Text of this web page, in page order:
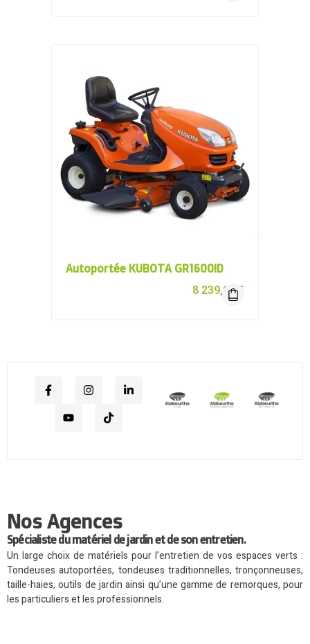
Autoportée KUBOTA GR1600ID
8 239,00€
Nos Agences
Spécialiste du matériel de jardin et de son entretien.
Un large choix de matériels pour l’entretien de vos espaces verts :
Tondeuses autoportées, tondeuses traditionnelles, tronçonneuses,
taille-haies, outils de jardin ainsi qu’une gamme de remorques, pour
les particuliers et les professionnels.